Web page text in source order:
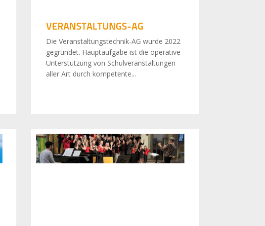
VERANSTALTUNGS-AG
Die Veranstaltungstechnik-AG wurde 2022
gegründet. Hauptaufgabe ist die operative
Unterstützung von Schulveranstaltungen
aller Art durch kompetente...